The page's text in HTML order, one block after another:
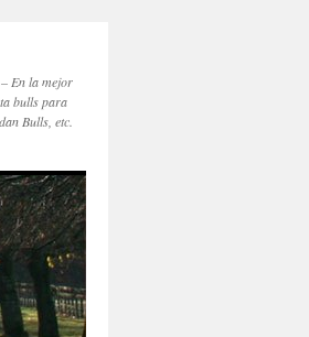
En la mejor
bulls para
Bulls, etc.